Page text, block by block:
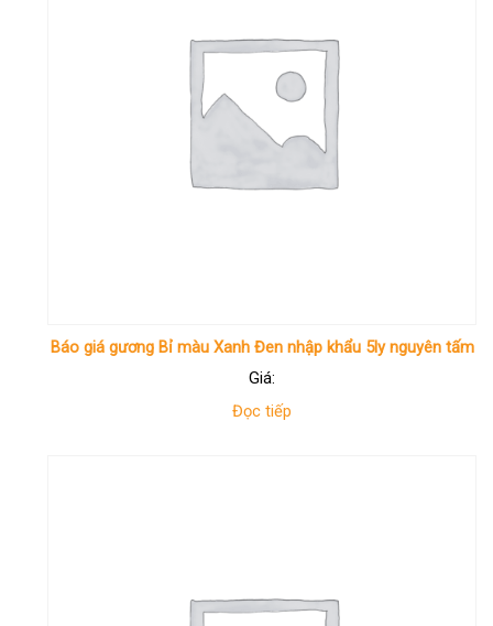
Báo giá gương Bỉ màu Xanh Đen nhập khẩu 5ly nguyên tấm
Giá:
Đọc tiếp